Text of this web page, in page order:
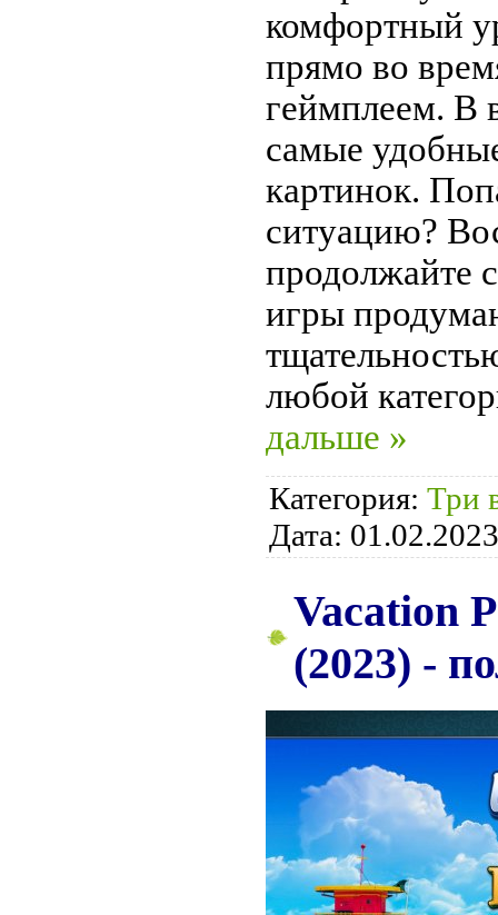
комфортный
прямо во
геймплеем. В
самые
картинок.
ситуацию?
продолжайте
игры
любой
дальше »
Категория: Три
Дата: 01.02.2023
Vacation
(2023) -